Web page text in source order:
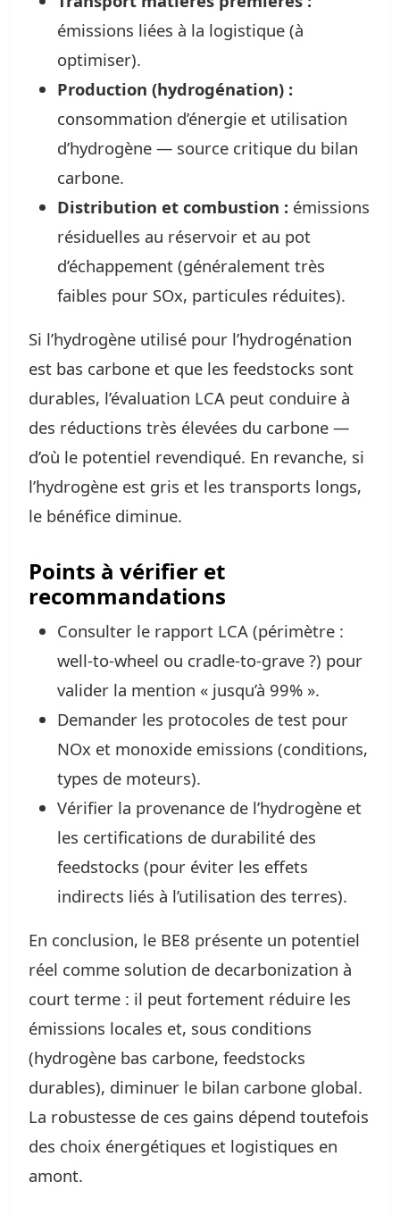
émissions liées à la logistique (à
optimiser).
Production (hydrogénation) :
consommation d’énergie et utilisation
d’hydrogène — source critique du bilan
carbone.
Distribution et combustion : émissions
résiduelles au réservoir et au pot
d’échappement (généralement très
faibles pour SOx, particules réduites).
Si l’hydrogène utilisé pour l’hydrogénation
est bas carbone et que les feedstocks sont
durables, l’évaluation LCA peut conduire à
des réductions très élevées du carbone —
d’où le potentiel revendiqué. En revanche, si
l’hydrogène est gris et les transports longs,
le bénéfice diminue.
Points à vérifier et
recommandations
Consulter le rapport LCA (périmètre :
well‑to‑wheel ou cradle‑to‑grave ?) pour
valider la mention « jusqu’à 99% ».
Demander les protocoles de test pour
NOx et monoxide emissions (conditions,
types de moteurs).
Vérifier la provenance de l’hydrogène et
les certifications de durabilité des
feedstocks (pour éviter les effets
indirects liés à l’utilisation des terres).
En conclusion, le BE8 présente un potentiel
réel comme solution de decarbonization à
court terme : il peut fortement réduire les
émissions locales et, sous conditions
(hydrogène bas carbone, feedstocks
durables), diminuer le bilan carbone global.
La robustesse de ces gains dépend toutefois
des choix énergétiques et logistiques en
amont.